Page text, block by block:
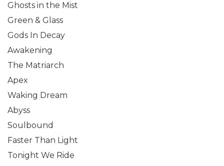
Ghosts in the Mist
Green & Glass
Gods In Decay
Awakening
The Matriarch
Apex
Waking Dream
Abyss
Soulbound
Faster Than Light
Tonight We Ride